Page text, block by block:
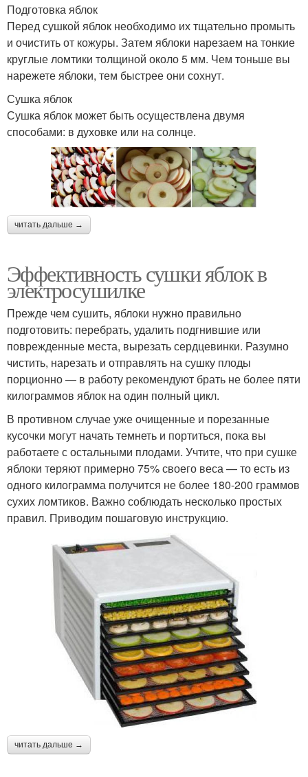
Подготовка яблок
Перед сушкой яблок необходимо их тщательно промыть
и очистить от кожуры. Затем яблоки нарезаем на тонкие
круглые ломтики толщиной около 5 мм. Чем тоньше вы
нарежете яблоки, тем быстрее они сохнут.
Сушка яблок
Сушка яблок может быть осуществлена двумя
способами: в духовке или на солнце.
читать дальше →
Эффективность сушки яблок в
электросушилке
Прежде чем сушить, яблоки нужно правильно
подготовить: перебрать, удалить подгнившие или
поврежденные места, вырезать сердцевинки. Разумно
чистить, нарезать и отправлять на сушку плоды
порционно — в работу рекомендуют брать не более пяти
килограммов яблок на один полный цикл.
В противном случае уже очищенные и порезанные
кусочки могут начать темнеть и портиться, пока вы
работаете с остальными плодами. Учтите, что при сушке
яблоки теряют примерно 75% своего веса — то есть из
одного килограмма получится не более 180-200 граммов
сухих ломтиков. Важно соблюдать несколько простых
правил. Приводим пошаговую инструкцию.
читать дальше →